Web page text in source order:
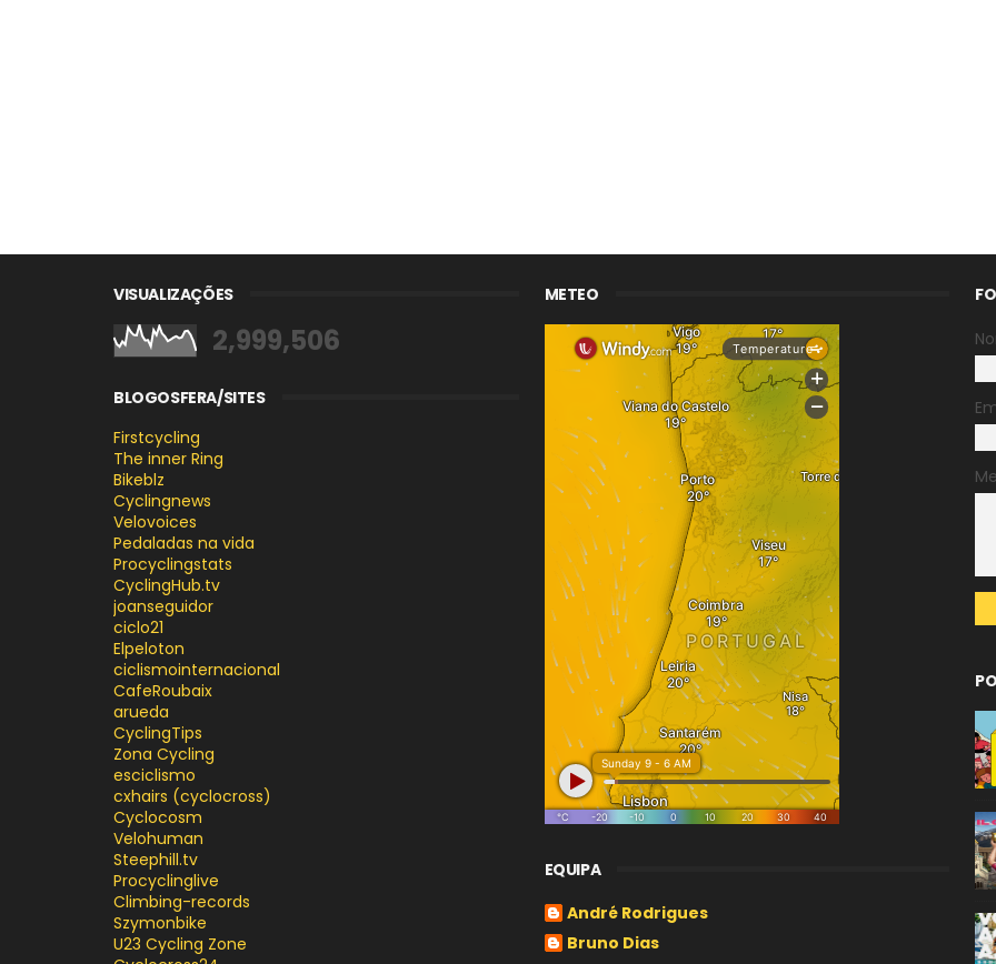
VISUALIZAÇÕES
2,999,506
BLOGOSFERA/SITES
Firstcycling
The inner Ring
Bikeblz
Cyclingnews
Velovoices
Pedaladas na vida
Procyclingstats
CyclingHub.tv
joanseguidor
ciclo21
Elpeloton
ciclismointernacional
CafeRoubaix
arueda
CyclingTips
Zona Cycling
esciclismo
cxhairs (cyclocross)
Cyclocosm
Velohuman
Steephill.tv
Procyclinglive
Climbing-records
Szymonbike
U23 Cycling Zone
METEO
EQUIPA
André Rodrigues
Bruno Dias